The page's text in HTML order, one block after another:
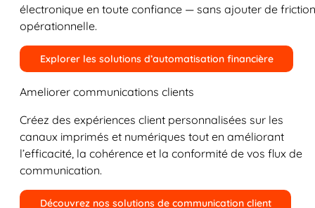
électronique en toute confiance — sans ajouter de friction
opérationnelle.
Explorer les solutions d’automatisation financière
Ameliorer communications clients
Créez des expériences client personnalisées sur les
canaux imprimés et numériques tout en améliorant
l’efficacité, la cohérence et la conformité de vos flux de
communication.
Découvrez nos solutions de communication client